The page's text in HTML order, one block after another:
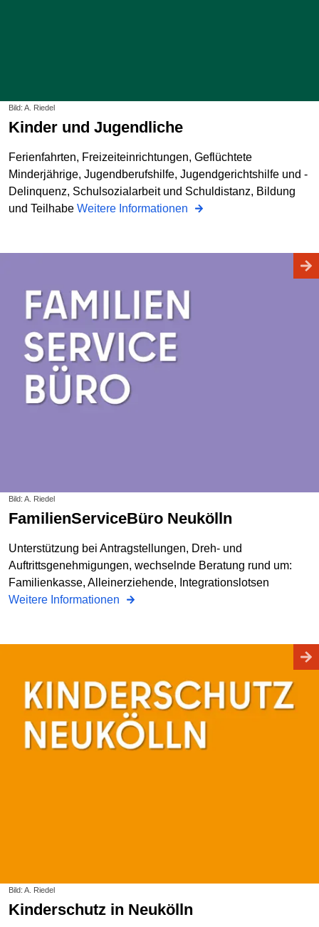
Bild: A. Riedel
Kinder und Jugendliche
Ferienfahrten, Freizeiteinrichtungen, Geflüchtete
Minderjährige, Jugendberufshilfe, Jugendgerichtshilfe und -
Delinquenz, Schulsozialarbeit und Schuldistanz, Bildung
und Teilhabe Weitere Informationen
Bild: A. Riedel
FamilienServiceBüro Neukölln
Unterstützung bei Antragstellungen, Dreh- und
Auftrittsgenehmigungen, wechselnde Beratung rund um:
Familienkasse, Alleinerziehende, Integrationslotsen
Weitere Informationen
Bild: A. Riedel
Kinderschutz in Neukölln